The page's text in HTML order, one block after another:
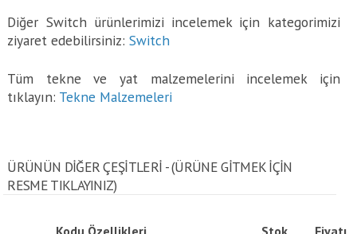
Diğer Switch ürünlerimizi incelemek için kategorimizi
ziyaret edebilirsiniz:Switch
Tüm tekne ve yat malzemelerini incelemek için
tıklayın: Tekne Malzemeleri
ÜRÜNÜN DİĞER ÇEŞİTLERİ - (ÜRÜNE GITMEK IÇIN
RESME TIKLAYINIZ)
Kodu Özellikleri Stok Fiyatı